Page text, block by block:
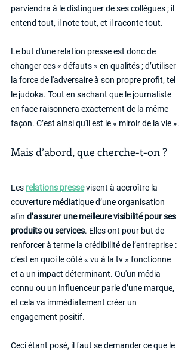
parviendra à le distinguer de ses collègues ; il
entend tout, il note tout, et il raconte tout.
Le but d'une relation presse est donc de
changer ces « défauts » en qualités ; d’utiliser
la force de l'adversaire à son propre profit, tel
le judoka. Tout en sachant que le journaliste
en face raisonnera exactement de la même
façon. C’est ainsi qu'il est le « miroir de la vie ».
Mais d’abord, que cherche-t-on ?
Les relations presse visent à accroître la
couverture médiatique d’une organisation
afin d’assurer une meilleure visibilité pour ses
produits ou services. Elles ont pour but de
renforcer à terme la crédibilité de l’entreprise :
c’est en quoi le côté « vu à la tv » fonctionne
et a un impact déterminant. Qu'un média
connu ou un influenceur parle d’une marque,
et cela va immédiatement créer un
engagement positif.
Ceci étant posé, il faut se demander ce que le